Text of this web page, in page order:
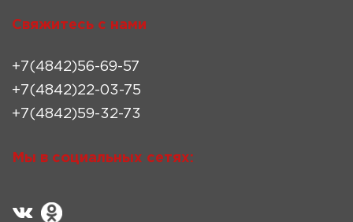
Свяжитесь с нами
+7(4842)56-69-57
+7(4842)22-03-75
+7(4842)59-32-73
Мы в социальных сетях: